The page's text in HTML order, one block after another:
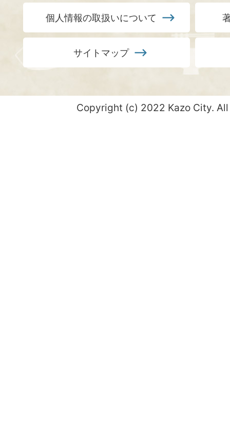
個人情報の取扱いについて
サイトマップ
Copyright (c) 2022 Kazo City.